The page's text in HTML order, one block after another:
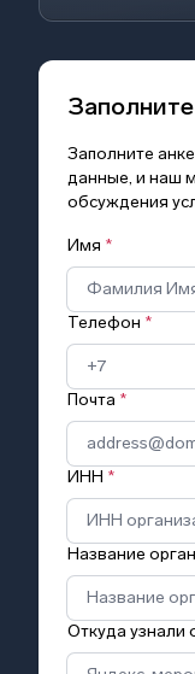
Заполните
данные, и наш
обсуждения
Имя *
Телефон *
Почта *
ИНН *
Название
Откуда узнали